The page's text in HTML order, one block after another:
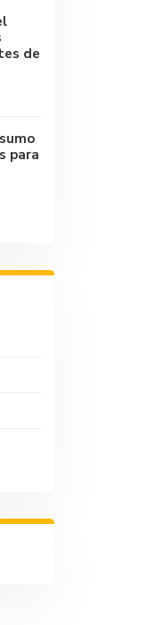
de
para